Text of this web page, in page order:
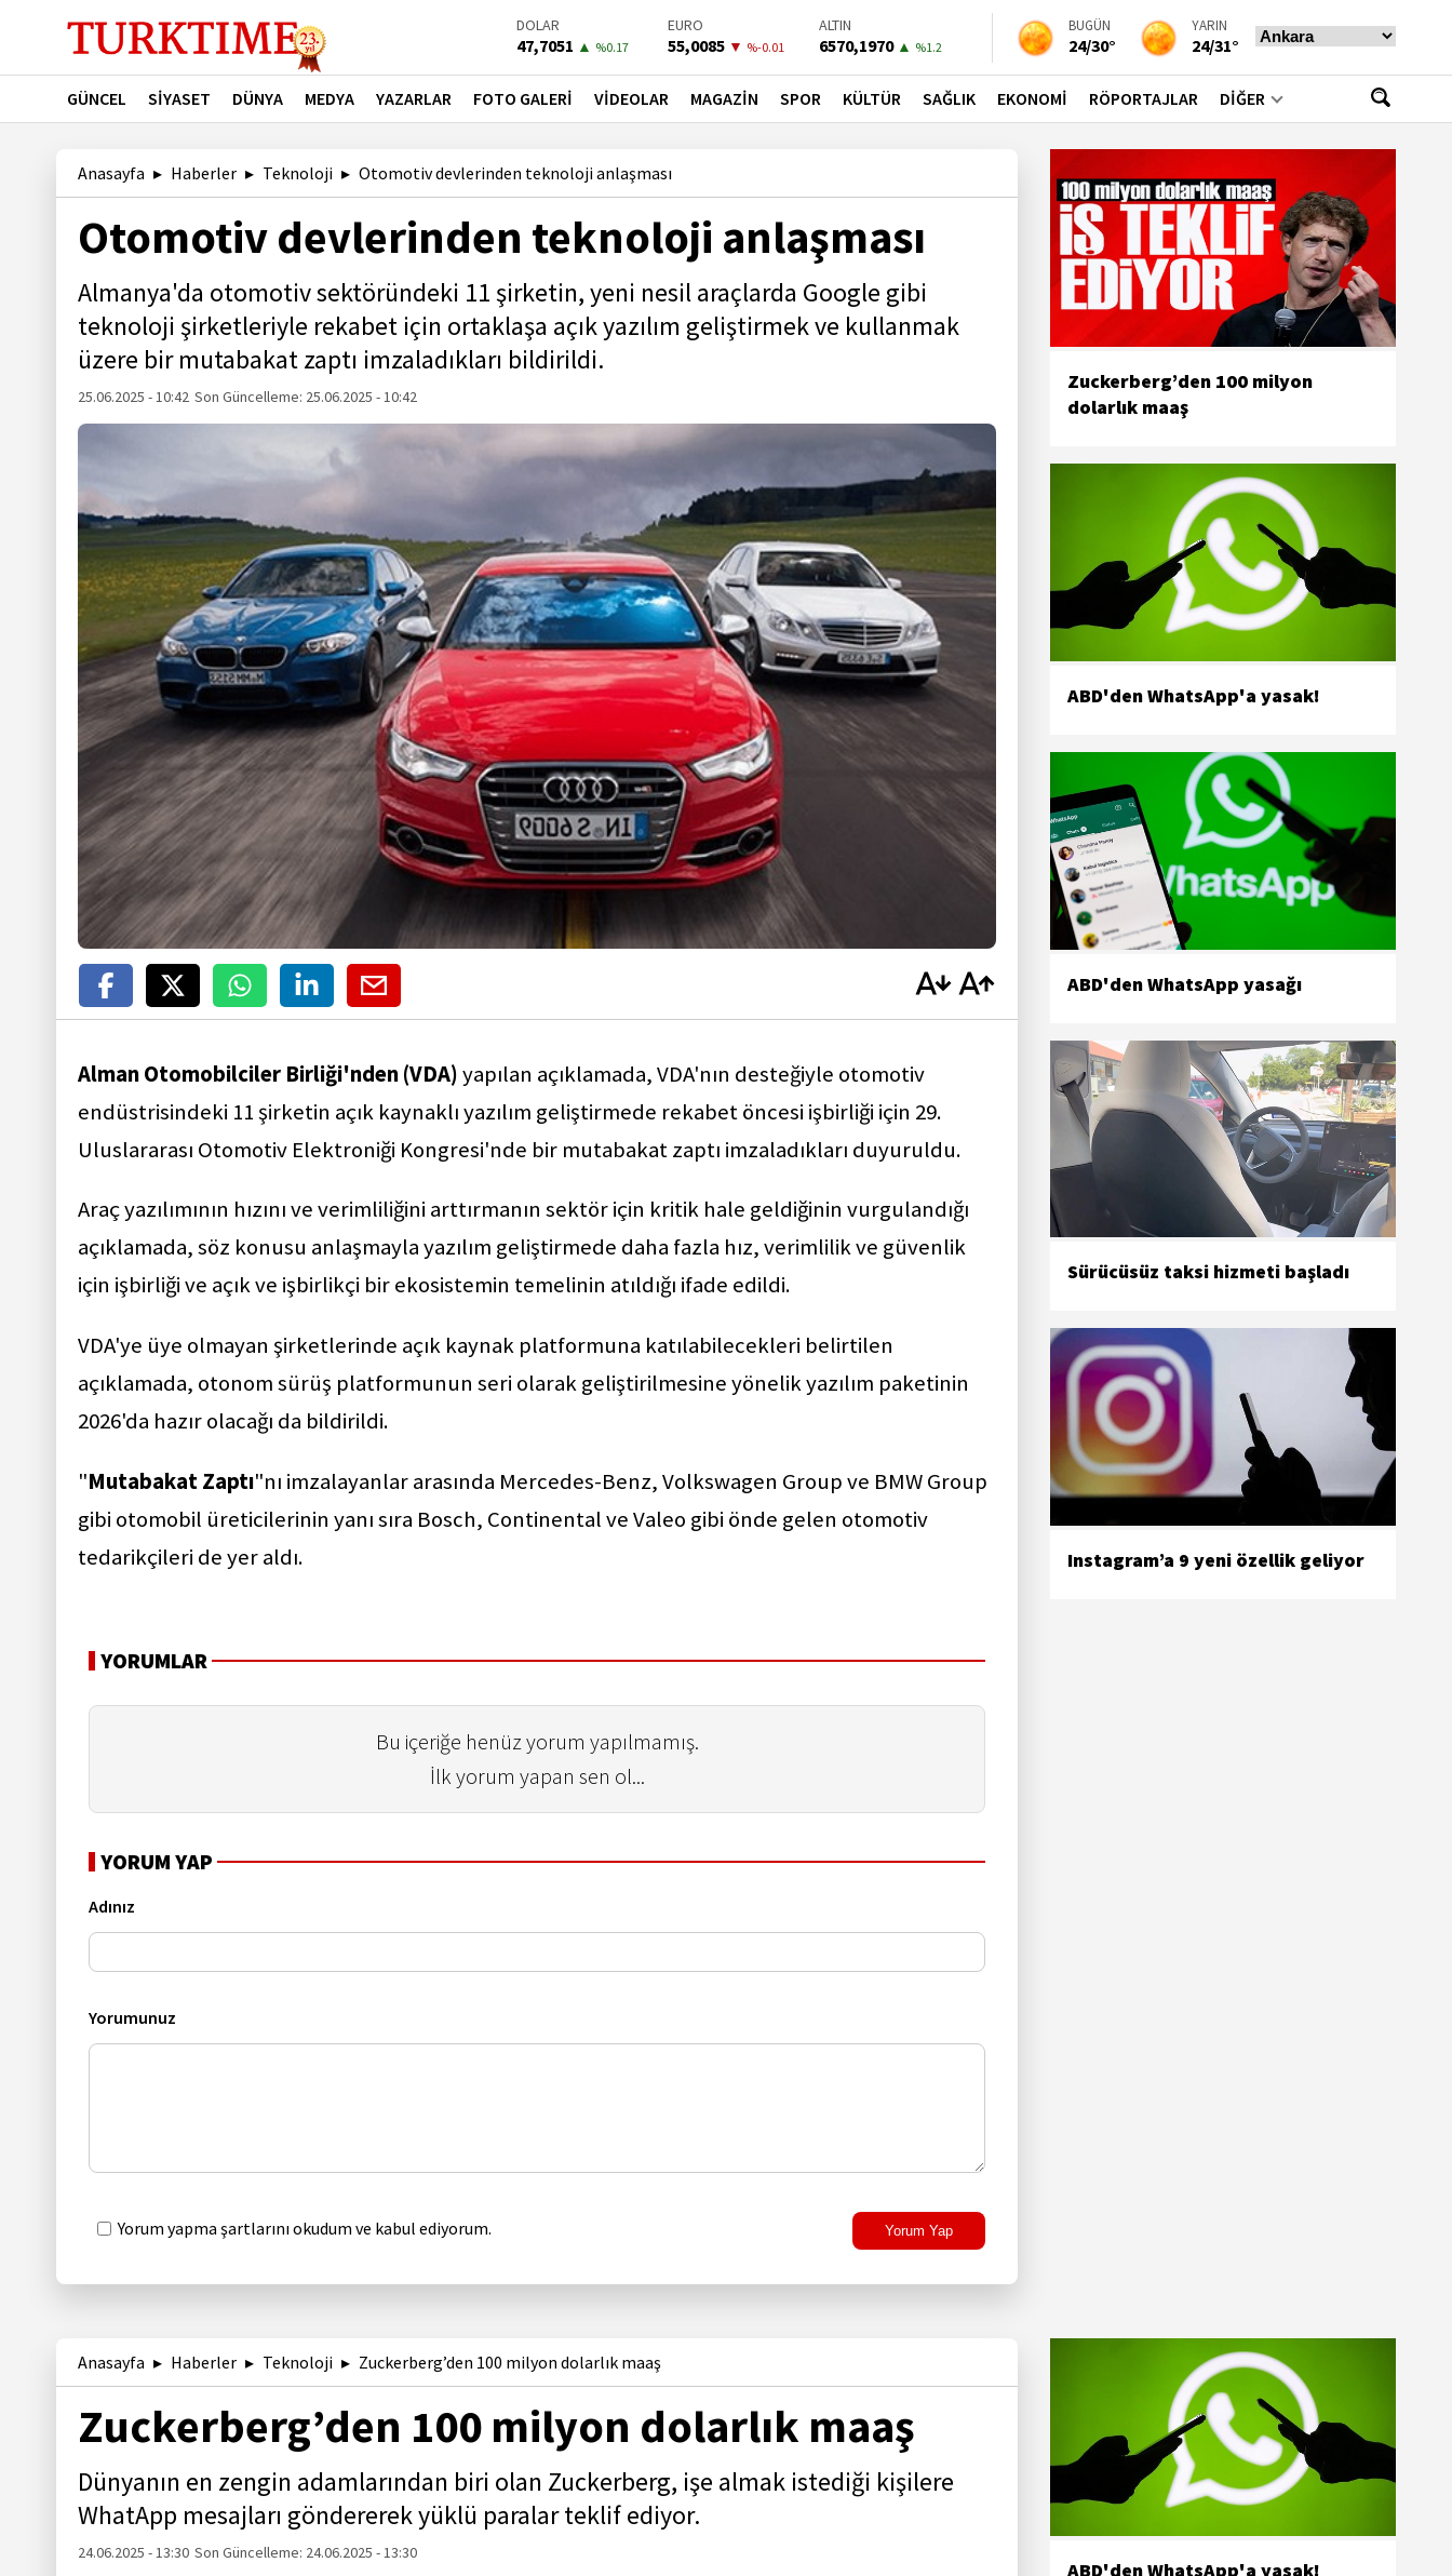
DOLAR
47,7051 ▲ %0.17
EURO
55,0085 ▼ %-0.01
ALTIN
6570,1970 ▲ %1.2
BIST-100
13798,82 ▼ %0
PETROL
82,7400▼ %-0.05
BONO
41,5300 ▼ %-0.02
BUGÜN
24/30°
YARIN
24/31°
GÜNCEL SİYASET DÜNYA MEDYA YAZARLAR FOTO GALERİ VİDEOLAR MAGAZİN SPOR KÜLTÜR SAĞLIK EKONOMİ RÖPORTAJLAR DİĞER
Anasayfa Haberler Teknoloji Otomotiv devlerinden teknoloji anlaşması
Otomotiv devlerinden teknoloji anlaşması
Almanya'da otomotiv sektöründeki 11 şirketin, yeni nesil araçlarda Google gibi
teknoloji şirketleriyle rekabet için ortaklaşa açık yazılım geliştirmek ve kullanmak
üzere bir mutabakat zaptı imzaladıkları bildirildi.
25.06.2025 - 10:42 Son Güncelleme: 25.06.2025 - 10:42
Alman Otomobilciler Birliği'nden (VDA)yapılan açıklamada, VDA'nın desteğiyle otomotiv
endüstrisindeki 11 şirketin açık kaynaklı yazılım geliştirmede rekabet öncesi işbirliği için 29.
Uluslararası Otomotiv Elektroniği Kongresi'nde bir mutabakat zaptı imzaladıkları duyuruldu.
Araç yazılımının hızını ve verimliliğini arttırmanın sektör için kritik hale geldiğinin vurgulandığı
açıklamada, söz konusu anlaşmayla yazılım geliştirmede daha fazla hız, verimlilik ve güvenlik
için işbirliği ve açık ve işbirlikçi bir ekosistemin temelinin atıldığı ifade edildi.
VDA'ye üye olmayan şirketlerinde açık kaynak platformuna katılabilecekleri belirtilen
açıklamada, otonom sürüş platformunun seri olarak geliştirilmesine yönelik yazılım paketinin
2026'da hazır olacağı da bildirildi.
"Mutabakat Zaptı"nı imzalayanlar arasında Mercedes-Benz, Volkswagen Group ve BMW Group
gibi otomobil üreticilerinin yanı sıra Bosch, Continental ve Valeo gibi önde gelen otomotiv
tedarikçileri de yer aldı.
YORUMLAR
Bu içeriğe henüz yorum yapılmamış.
İlk yorum yapan sen ol...
YORUM YAP
Adınız
Yorumunuz
Yorum yapma şartlarını okudum ve kabul ediyorum. Yorum Yap
Zuckerberg’den 100 milyon
dolarlık maaş
ABD'den WhatsApp'a yasak!
ABD'den WhatsApp yasağı
Sürücüsüz taksi hizmeti başladı
Instagram’a 9 yeni özellik geliyor
Anasayfa Haberler Teknoloji Zuckerberg’den 100 milyon dolarlık maaş
Zuckerberg’den 100 milyon dolarlık maaş
Dünyanın en zengin adamlarından biri olan Zuckerberg, işe almak istediği kişilere
WhatApp mesajları göndererek yüklü paralar teklif ediyor.
24.06.2025 - 13:30 Son Güncelleme: 24.06.2025 - 13:30
ABD'den WhatsApp'a yasak!